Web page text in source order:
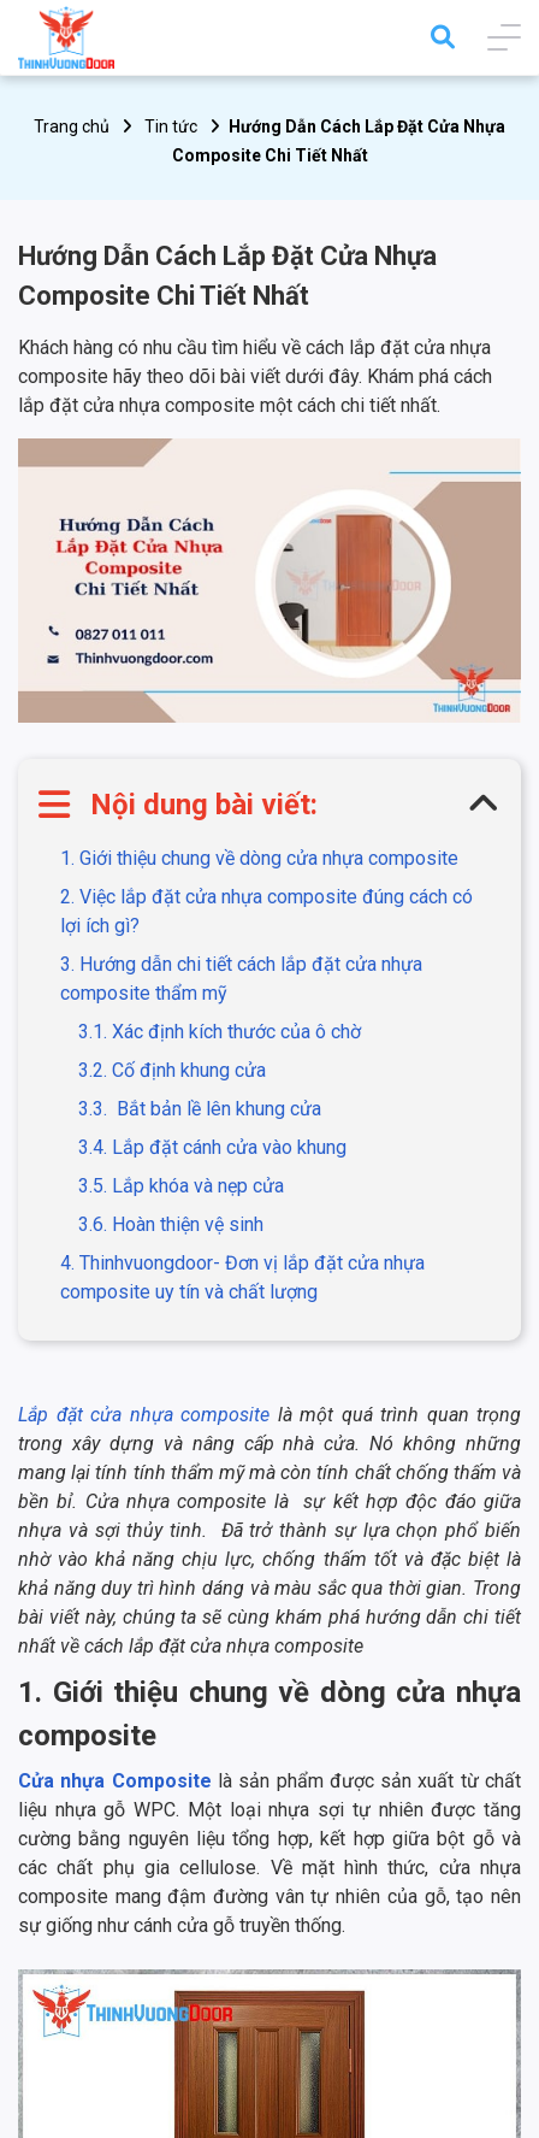
Trang chủ Tin tức
Hướng Dẫn Cách Lắp Đặt Cửa Nhựa
Composite Chi Tiết Nhất
Hướng Dẫn Cách Lắp Đặt Cửa Nhựa
Composite Chi Tiết Nhất
Khách hàng có nhu cầu tìm hiểu về cách lắp đặt cửa nhựa
composite hãy theo dõi bài viết dưới đây. Khám phá cách
lắp đặt cửa nhựa composite một cách chi tiết nhất.
Nội dung bài viết:
1. Giới thiệu chung về dòng cửa nhựa composite
2. Việc lắp đặt cửa nhựa composite đúng cách có
lợi ích gì?
3. Hướng dẫn chi tiết cách lắp đặt cửa nhựa
composite thẩm mỹ
3.1. Xác định kích thước của ô chờ
3.2. Cố định khung cửa
3.3. Bắt bản lề lên khung cửa
3.4. Lắp đặt cánh cửa vào khung
3.5. Lắp khóa và nẹp cửa
3.6. Hoàn thiện vệ sinh
4. Thinhvuongdoor- Đơn vị lắp đặt cửa nhựa
composite uy tín và chất lượng
Lắp đặt cửa nhựa composite là một quá trình quan trọng
trong xây dựng và nâng cấp nhà cửa. Nó không những
mang lại tính tính thẩm mỹ mà còn tính chất chống thấm và
bền bỉ. Cửa nhựa composite là sự kết hợp độc đáo giữa
nhựa và sợi thủy tinh. Đã trở thành sự lựa chọn phổ biến
nhờ vào khả năng chịu lực, chống thấm tốt và đặc biệt là
khả năng duy trì hình dáng và màu sắc qua thời gian. Trong
bài viết này, chúng ta sẽ cùng khám phá hướng dẫn chi tiết
nhất về cách lắp đặt cửa nhựa composite
1. Giới thiệu chung về dòng cửa nhựa
composite
Cửa nhựa Composite là sản phẩm được sản xuất từ chất
liệu nhựa gỗ WPC. Một loại nhựa sợi tự nhiên được tăng
cường bằng nguyên liệu tổng hợp, kết hợp giữa bột gỗ và
các chất phụ gia cellulose. Về mặt hình thức, cửa nhựa
composite mang đậm đường vân tự nhiên của gỗ, tạo nên
sự giống như cánh cửa gỗ truyền thống.